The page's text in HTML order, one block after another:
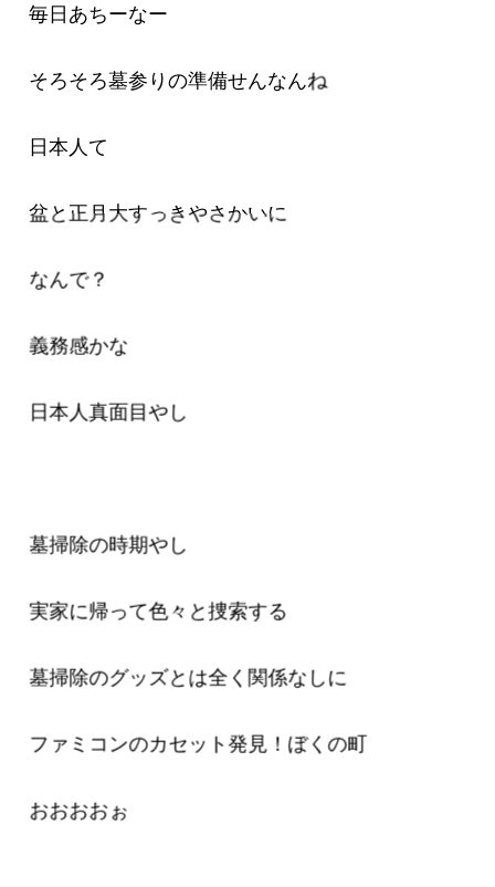
毎日あちーなー
そろそろ墓参りの準備せんなんね
日本人て
盆と正月大すっきやさかいに
なんで？
義務感かな
日本人真面目やし
墓掃除の時期やし
実家に帰って色々と捜索する
墓掃除のグッズとは全く関係なしに
ファミコンのカセット発見！ぼくの町
おおおおぉ